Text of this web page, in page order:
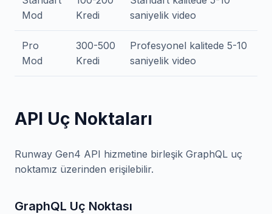
Mod
Kredi
saniyelik video
Pro
Mod
300-500
Kredi
Profesyonel kalitede 5-10
saniyelik video
API Uç Noktaları
Runway Gen4 API hizmetine birleşik GraphQL uç
noktamız üzerinden erişilebilir.
GraphQL Uç Noktası